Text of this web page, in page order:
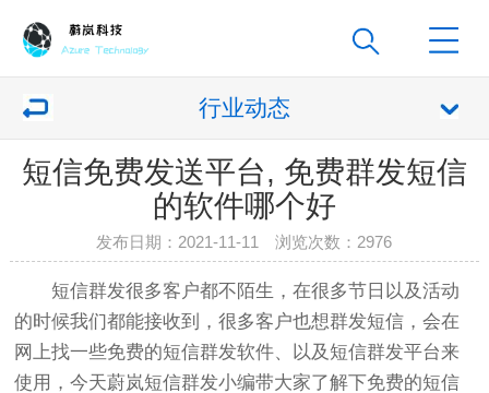
行业动态
短信免费发送平台, 免费群发短信
的软件哪个好
发布日期：2021-11-11 浏览次数： 2976
短信群发很多客户都不陌生，在很多节日以及活动
的时候我们都能接收到，很多客户也想群发短信，会在
网上找一些免费的短信群发软件、以及 短信群发平台来
使用，今天蔚岚短信群发小编带大家了解下免费的短信